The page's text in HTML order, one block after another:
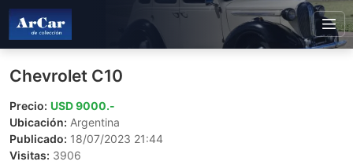
Chevrolet C10
Precio: USD 9000.-
Ubicación: Argentina
Publicado: 18/07/2023 21:44
Visitas: 3906